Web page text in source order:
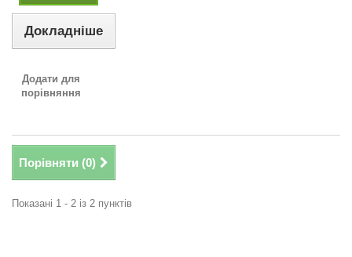
Докладніше
Додати для
порівняння
Порівняти (0)
Показані 1 - 2 із 2 пунктів